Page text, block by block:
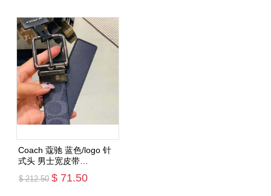
添加购物车
Coach 蔻驰 蓝色/logo 针
式头 男士宽皮带
C4429（一箱最多1条）
$ 212.50 $ 71.50